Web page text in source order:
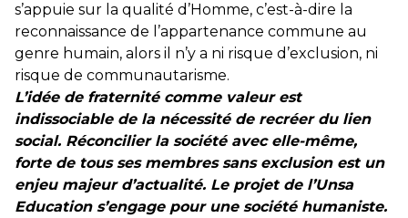
s’appuie sur la qualité d’Homme, c’est-à-dire la
reconnaissance de l’appartenance commune au
genre humain, alors il n’y a ni risque d’exclusion, ni
risque de communautarisme.
L’idée de fraternité comme valeur est
indissociable de la nécessité de recréer du lien
social. Réconcilier la société avec elle-même,
forte de tous ses membres sans exclusion est un
enjeu majeur d’actualité. Le projet de l’Unsa
Education s’engage pour une société humaniste.